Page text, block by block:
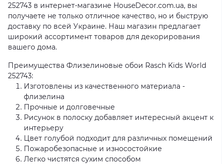
252743 в интернет-магазине HouseDecor.com.ua, вы
получаете не только отличное качество, но и быструю
доставку по всей Украине. Наш магазин предлагает
широкий ассортимент товаров для декорирования
вашего дома.
Преимущества Флизелиновые обои Rasch Kids World
252743:
Изготовлены из качественного материала -
флизелина
Прочные и долговечные
Рисунок в полоску добавляет интересный акцент к
интерьеру
Цвет голубой подходит для различных помещений
Пожаробезопасные и износостойкие
Легко чистятся сухим способом